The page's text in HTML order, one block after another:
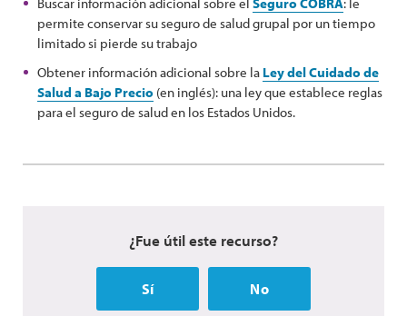
permite conservar su seguro de salud grupal por un tiempo
limitado si pierde su trabajo
Obtener información adicional sobre la Ley del Cuidado de
Salud a Bajo Precio (en inglés): una ley que establece reglas
para el seguro de salud en los Estados Unidos.
¿Fue útil este recurso?
Sí No